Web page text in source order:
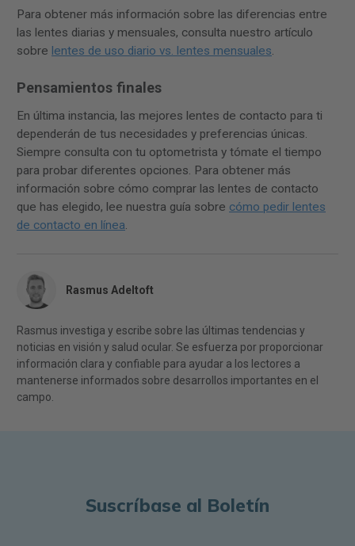
Para obtener más información sobre las diferencias entre
las lentes diarias y mensuales, consulta nuestro artículo
sobre lentes de uso diario vs. lentes mensuales.
Pensamientos finales
En última instancia, las mejores lentes de contacto para ti
dependerán de tus necesidades y preferencias únicas.
Siempre consulta con tu optometrista y tómate el tiempo
para probar diferentes opciones. Para obtener más
información sobre cómo comprar las lentes de contacto
que has elegido, lee nuestra guía sobre cómo pedir lentes
de contacto en línea.
Rasmus Adeltoft
Rasmus investiga y escribe sobre las últimas tendencias y
noticias en visión y salud ocular. Se esfuerza por proporcionar
información clara y confiable para ayudar a los lectores a
mantenerse informados sobre desarrollos importantes en el
campo.
Suscríbase al Boletín